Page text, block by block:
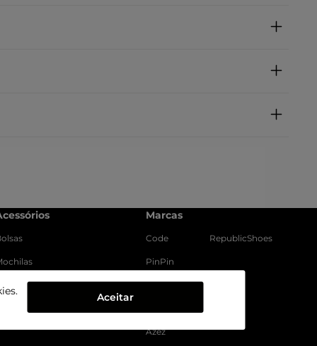
Aceitar
Marcas
Code
PinPin
Use Comfy
Azez
RepublicShoes